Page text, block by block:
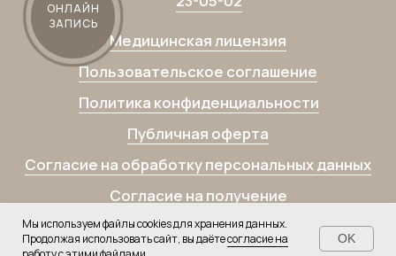
Мы используем файлы cookies для хранения данных.
Продолжая использовать сайт, вы даётесогласие на
OK
ОНЛАЙН
ЗАПИСЬ